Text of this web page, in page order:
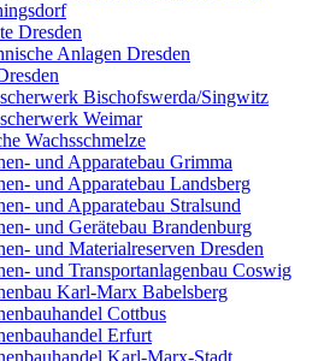
Dresden
Anlagen Dresden
Bischofswerda/Singwitz
Weimar
Wachsschmelze
und Apparatebau Grimma
und Apparatebau Landsberg
und Apparatebau Stralsund
und Gerätebau Brandenburg
und Materialreserven Dresden
und Transportanlagenbau Coswig
Karl-Marx Babelsberg
Cottbus
Erfurt
Karl-Marx-Stadt